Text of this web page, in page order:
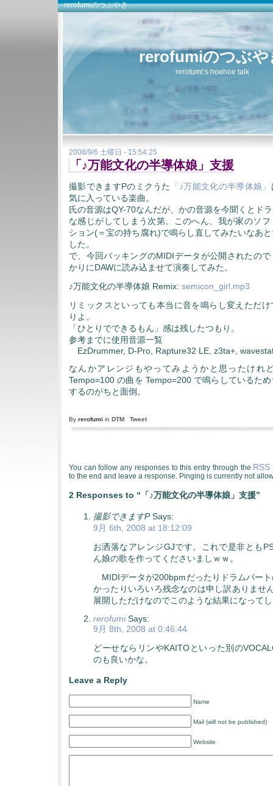
rerofumiのつぶやき
rerofumiのつぶや
rerofumi’s hoehoe talk
2008/9/6 土曜日 - 15:54:25
「♪万能文化の半導体娘」支援
撮影できますPのミクうた 「♪万能文化の半導体娘」
気に入っている楽曲。
氏の音源はQY-70なんだが、かの音源を今聞くとド
な感じがしてしまう次第。このへん、我が家のソ
ション(＝宝の持ち腐れ)で鳴らし直してみたいなあ
した。
で、今回バッキングのMIDIデータが公開されたの
かりにDAWに読み込ませて演奏してみた。
♪万能文化の半導体娘 Remix: semicon_girl.mp3
リミックスといっても本当に音を鳴らし変えただ
りよ。
「ひとりでできるもん」感は残したつもり。
参考までに使用音源一覧
EzDrummer, D-Pro, Rapture32 LE, z3ta+,
なんかアレンジもやってみようかと思ったけれ
Tempo=100 の曲を Tempo=200 で鳴らしているた
するのがちと面倒。
By rerofumi in DTM Tweet
You can follow any responses to this entry through the RSS
to the end and leave a response. Pinging is currently not
2 Responses to “「♪万能文化の半導体娘」支援”
撮影できますPSays:
9月 6th, 2008 at 18:12:09
お洒落なアレンジGJです。これで是非とも
ん娘の歌を作ってくださいましｗｗ。
MIDIデータが200bpmだったりドラムパー
かったりいろいろ残念なのは申し訳ありませ
展開しただけなのでこのような結果になって
rerofumiSays:
9月 8th, 2008 at 0:46:44
どーせならリンやKAITOといった別の
のも良いかな。
Leave a Reply
Name
Mail (will not be published)
Website